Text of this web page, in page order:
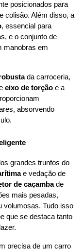
posicionados para
colisão. Além disso, a
, essencial para
manobras em
da carroceria,
eixo de torção e a
absorvendo
grandes trunfos do
e vedação de
de caçamba de
mais pesadas,
volumosas. Tudo isso
que se destaca tanto
precisa de um carro